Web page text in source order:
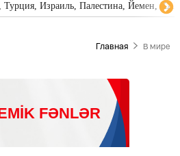
Турция, Израиль, Палестина, Йемен,
Главная В мире